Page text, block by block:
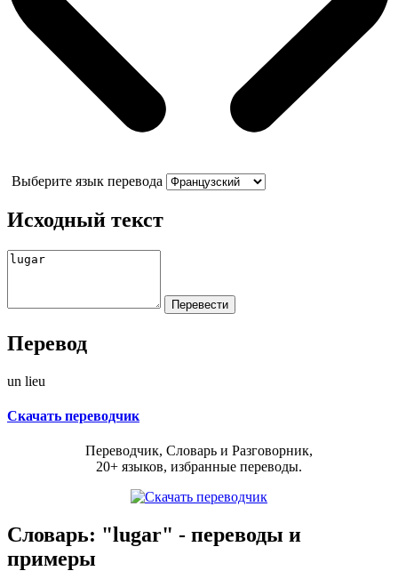
Выберите язык перевода
Исходный текст
Перевод
un lieu
Скачать переводчик
Переводчик, Словарь и Разговорник,
20+ языков, избранные переводы.
Словарь: "lugar" - переводы и
примеры